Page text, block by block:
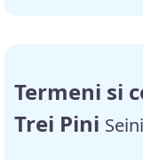
Termeni si
Trei Pini Seini